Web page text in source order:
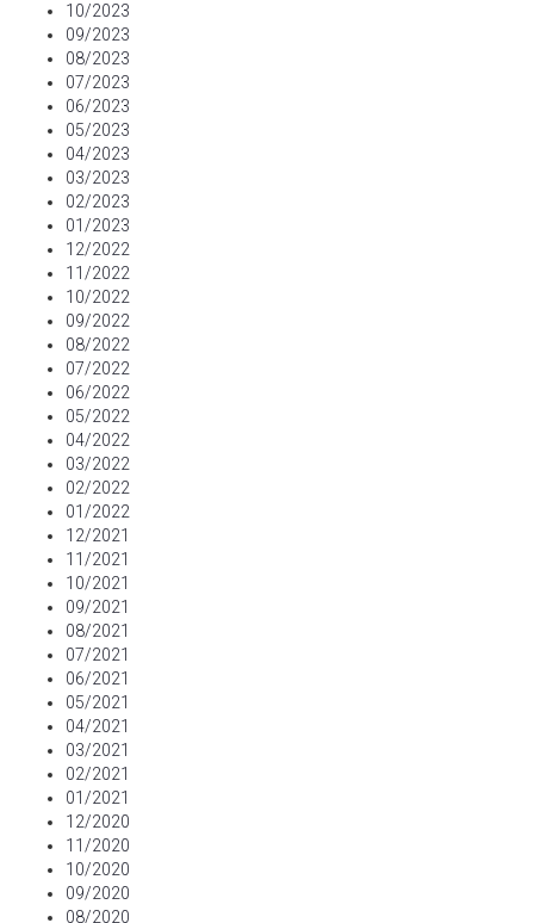
10/2023
09/2023
08/2023
07/2023
06/2023
05/2023
04/2023
03/2023
02/2023
01/2023
12/2022
11/2022
10/2022
09/2022
08/2022
07/2022
06/2022
05/2022
04/2022
03/2022
02/2022
01/2022
12/2021
11/2021
10/2021
09/2021
08/2021
07/2021
06/2021
05/2021
04/2021
03/2021
02/2021
01/2021
12/2020
11/2020
10/2020
09/2020
08/2020